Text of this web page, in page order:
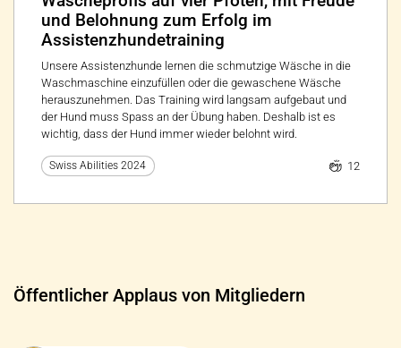
und Belohnung zum Erfolg im
Assistenzhundetraining
Unsere Assistenzhunde lernen die schmutzige Wäsche in die
Waschmaschine einzufüllen oder die gewaschene Wäsche
herauszunehmen. Das Training wird langsam aufgebaut und
der Hund muss Spass an der Übung haben. Deshalb ist es
wichtig, dass der Hund immer wieder belohnt wird.
Swiss Abilities 2024 12
Öffentlicher Applaus von Mitgliedern